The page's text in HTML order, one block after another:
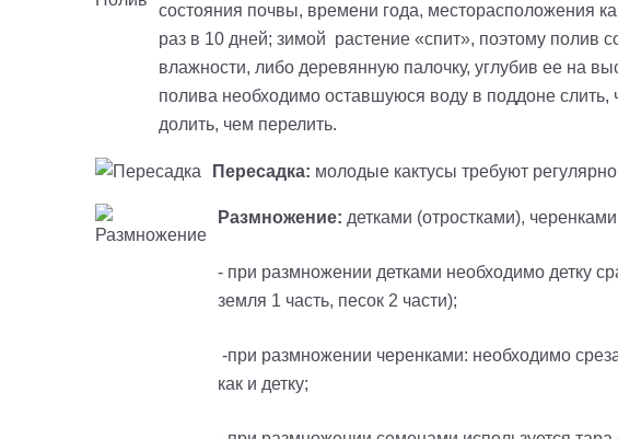
состояния почвы, времени года, месторасположения
раз в 10 дней; зимой растение «спит», поэтому полив
влажности, либо деревянную палочку, углубив ее на
полива необходимо оставшуюся воду в поддоне слить,
долить, чем перелить.
Пересадка: молодые кактусы требуют
Размножение: детками (отростками),
- при размножении детками необходимо детку
земля 1 часть, песок 2 части);
-при размножении черенками: необходимо
как и детку;